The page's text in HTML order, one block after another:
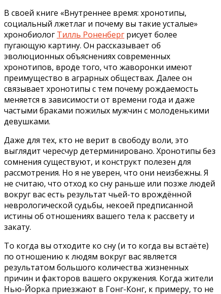
В своей книге «Внутреннее время: хронотипы,
социальный лжетлаг и почему вы такие усталые»
хронобиолог Тилль Роненберг рисует более
пугающую картину. Он рассказывает об
эволюционных объяснениях современных
хронотипов, вроде того, что жаворонки имеют
преимущество в аграрных обществах. Далее он
связывает хронотипы с тем почему рождаемость
меняется в зависимости от времени года и даже
частыми браками пожилых мужчин с молоденькими
девушками.
Даже для тех, кто не верит в свободу воли, это
выглядит чересчур детерминировано. Хронотипы без
сомнения существуют, и конструкт полезен для
рассмотрения. Но я не уверен, что они неизбежны. Я
не считаю, что отход ко сну раньше или позже людей
вокруг вас есть результат чьей-то врождённой
неврологической судьбы, некоей предписанной
истины об отношениях вашего тела к рассвету и
закату.
То когда вы отходите ко сну (и то когда вы встаёте)
по отношению к людям вокруг вас является
результатом большого количества жизненных
причин и факторов вашего окружения. Когда жители
Нью-Йорка приезжают в Гонг-Конг, к примеру, то не